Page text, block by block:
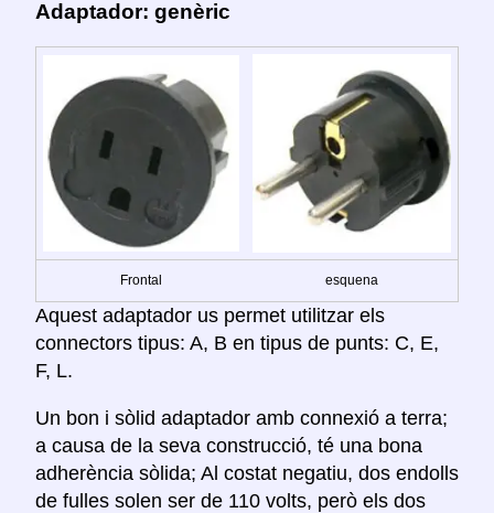
Adaptador: genèric
Frontal esquena
Aquest adaptador us permet utilitzar els
connectors tipus: A, B en tipus de punts: C, E,
F, L.
Un bon i sòlid adaptador amb connexió a terra;
a causa de la seva construcció, té una bona
adherència sòlida; Al costat negatiu, dos endolls
de fulles solen ser de 110 volts, però els dos